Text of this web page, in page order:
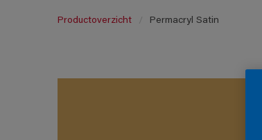
Productoverzicht Permacryl Satin